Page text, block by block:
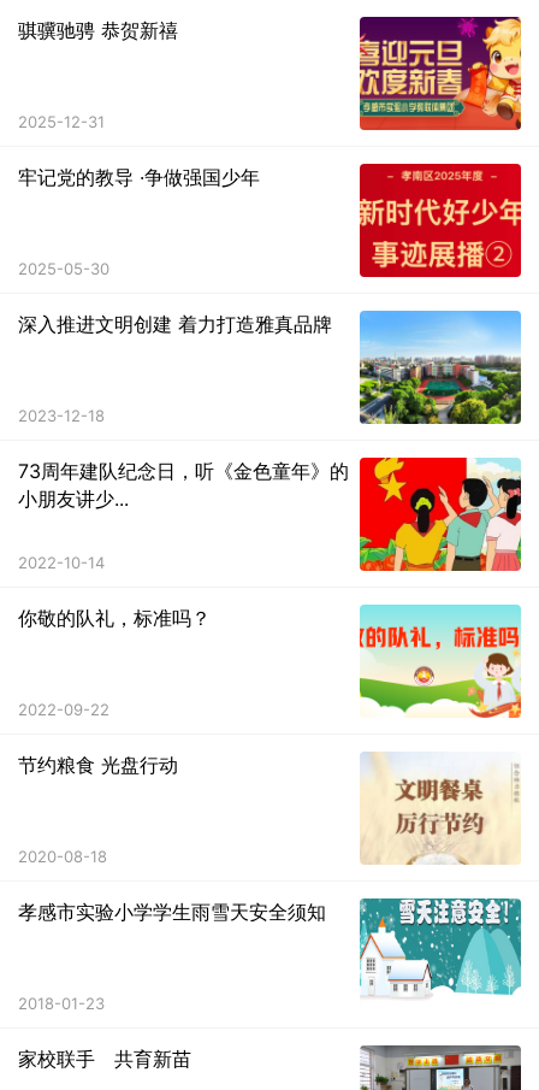
骐骥驰骋 恭贺新禧
2025-12-31
牢记党的教导 ·争做强国少年
2025-05-30
深入推进文明创建 着力打造雅真品牌
2023-12-18
73周年建队纪念日，听《金色童年》的
小朋友讲少...
2022-10-14
你敬的队礼，标准吗？
2022-09-22
节约粮食 光盘行动
2020-08-18
孝感市实验小学学生雨雪天安全须知
2018-01-23
家校联手 共育新苗